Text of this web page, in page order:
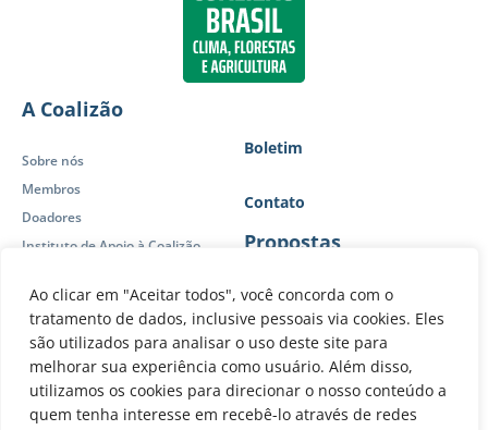
Ao clicar em "Aceitar todos", você concorda com o
tratamento de dados, inclusive pessoais via cookies. Eles
são utilizados para analisar o uso deste site para
melhorar sua experiência como usuário. Além disso,
utilizamos os cookies para direcionar o nosso conteúdo a
quem tenha interesse em recebê-lo através de redes
A Coalizão
Sobre nós
Membros
Doadores
Instituto de Apoio à Coalizão
Propostas
Posicionamentos
Publicações
Brasil sem desmatamento
O Brasil que vem
Visão 2030-2050
Atuação
Forças-Tarefa
Painel de Controle
Atuação Internacional
Boletim
Contato